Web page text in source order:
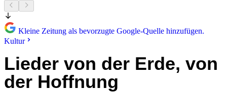
Kleine Zeitung als bevorzugte Google-Quelle hinzufügen.
Kultur
Lieder von der Erde, von
der Hoffnung